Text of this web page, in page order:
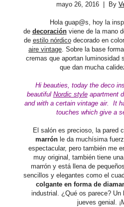
mayo 26, 2016 | By
Hola guap@s, hoy la
de decoraciónviene de la mano
de estilo nórdicodecorado en
aire vintage. Sobre la base
cremas que aportan luminosidad
que dan mucha
Hi beauties, today the deco
beautiful Nordic styleapartment
and with a certain vintage air.
It
touches which give a
El salón es precioso, la pared
marrónle da muchísima
espectacular, pero también me
muy original, también tiene
marrón y está llena de
sencillos y elegantes como el
colgante en forma de
industrial. ¿Qué os parece?
jueves genial.